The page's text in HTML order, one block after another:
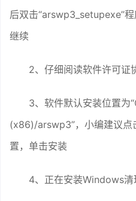
后双击“arswp3_setupexe”
继续
2、仔细阅读软件许可证
3、软件默认安装位置为
(x86)/arswp3”，小编建议点
置，单击安装
4、正在安装Windows清